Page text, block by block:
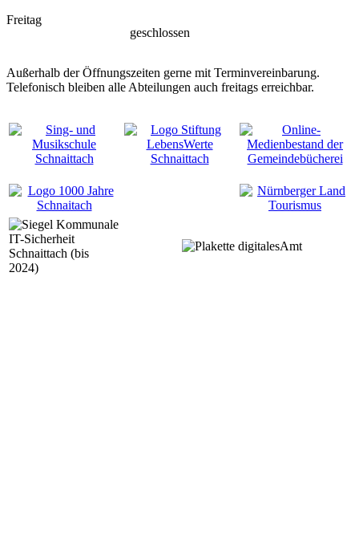
Freitag
geschlossen
Außerhalb der Öffnungszeiten gerne mit Terminvereinbarung.
Telefonisch bleiben alle Abteilungen auch freitags erreichbar.